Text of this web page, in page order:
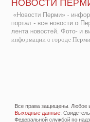
НОВОСТИ
«Новости Перми» -
портал - все новости о
лента новостей. Фото- и
информации о городе
Все права защищены. Любое
Выходные данные:
Федеральной службой по